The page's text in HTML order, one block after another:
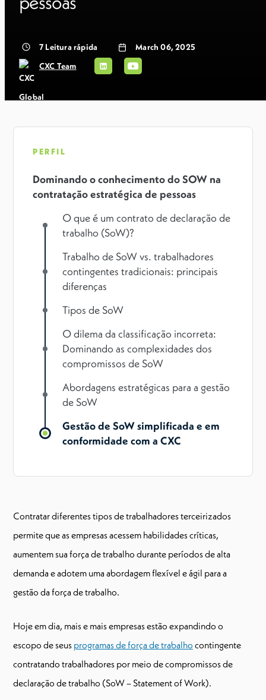
7 Leitura rápida
March 06, 2025
CXC Team
PERFIL
Dominando o conhecimento do SOW na
contratação estratégica de pessoas
O que é um contrato de declaração de
trabalho (SoW)?
Trabalho de SoW vs. trabalhadores
contingentes tradicionais: principais
diferenças
Tipos de SoW
O dilema da classificação incorreta:
Dominando as complexidades dos
compromissos de SoW
Abordagens estratégicas para a gestão
de SoW
Gestão de SoW simplificada e em
conformidade com a CXC
Contratar diferentes tipos de trabalhadores terceirizados
permite que as empresas acessem habilidades críticas,
aumentem sua força de trabalho durante períodos de alta
demanda e adotem uma abordagem flexível e ágil para a
gestão da força de trabalho.
Hoje em dia, mais e mais empresas estão expandindo o
escopo de seus programas de força de trabalho contingente
contratando trabalhadores por meio de compromissos de
declaração de trabalho (SoW – Statement of Work).